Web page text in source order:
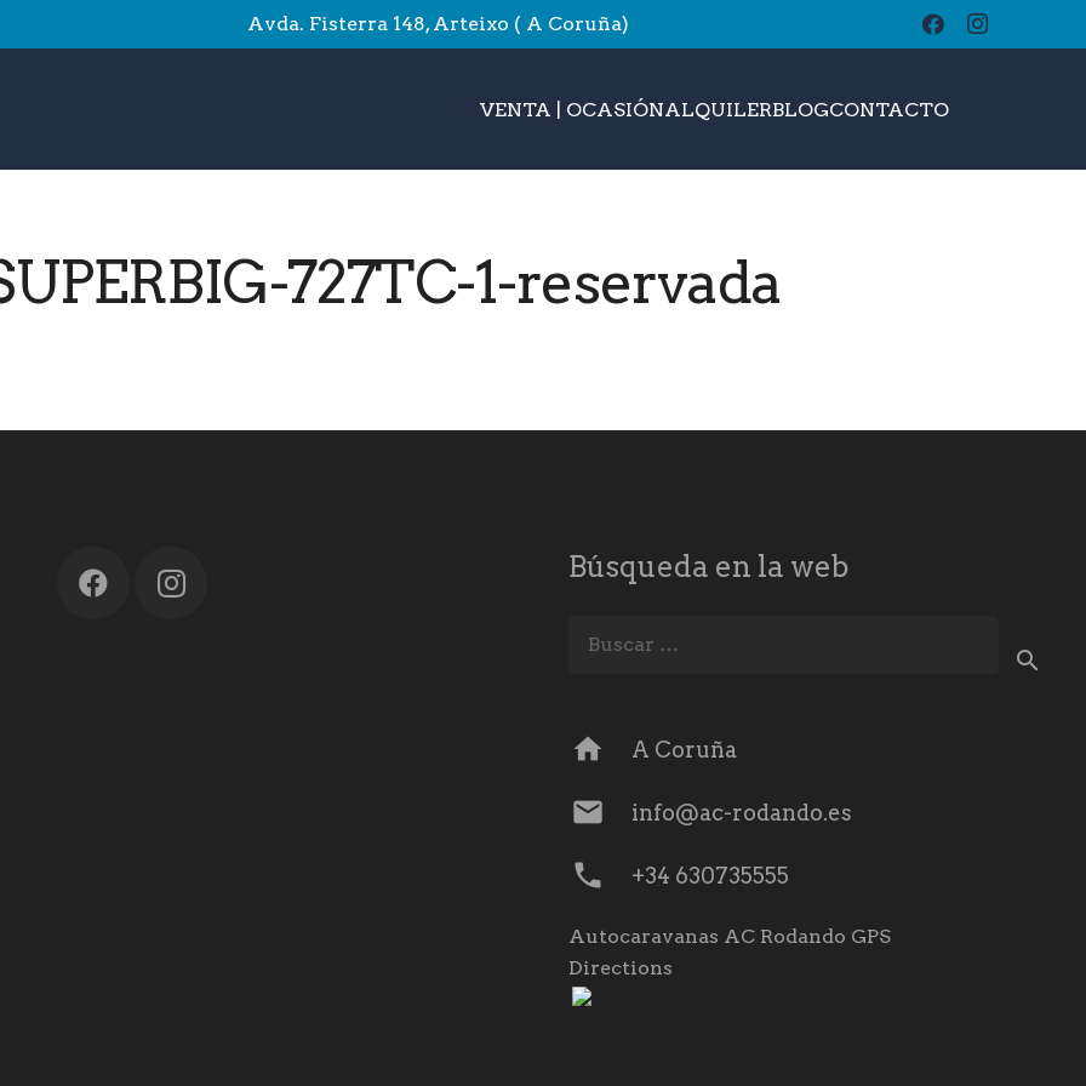
Avda. Fisterra 148, Arteixo ( A Coruña)
VENTA | OCASIÓNALQUILERBLOGCONTACTObuscar
727TC-1-reservada
Búsqueda en la web
home A Coruña
mail info@ac-rodando.es
phone +34 630735555
Autocaravanas AC Rodando GPS
Directions